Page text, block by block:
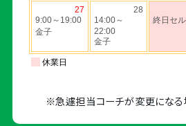
※急遽担当コーチが変更になる